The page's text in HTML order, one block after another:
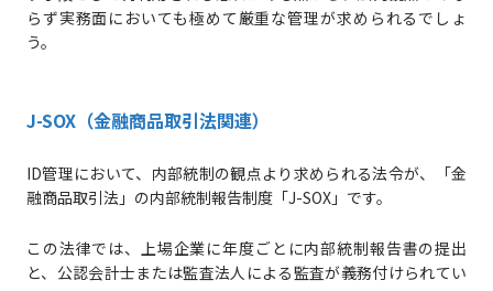
らず実務面においても極めて厳重な管理が求められるでしょ
う。
J-SOX（金融商品取引法関連）
ID管理において、内部統制の観点より求められる法令が、「金
融商品取引法」の内部統制報告制度「J-SOX」です。
この法律では、上場企業に年度ごとに内部統制報告書の提出
と、公認会計士または監査法人による監査が義務付けられてい